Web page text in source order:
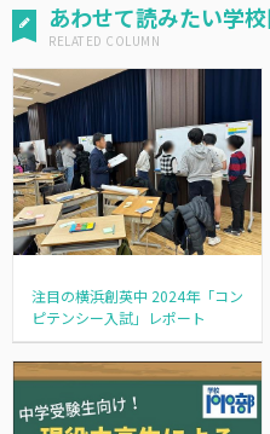
あわせて読みたい学
注目の横浜創英中 2024年「コン
ピテンシー入試」レポート